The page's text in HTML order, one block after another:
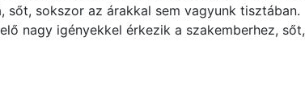
sőt, sokszor az árakkal sem vagyunk tisztában.
nagy igényekkel érkezik a szakemberhez, sőt,